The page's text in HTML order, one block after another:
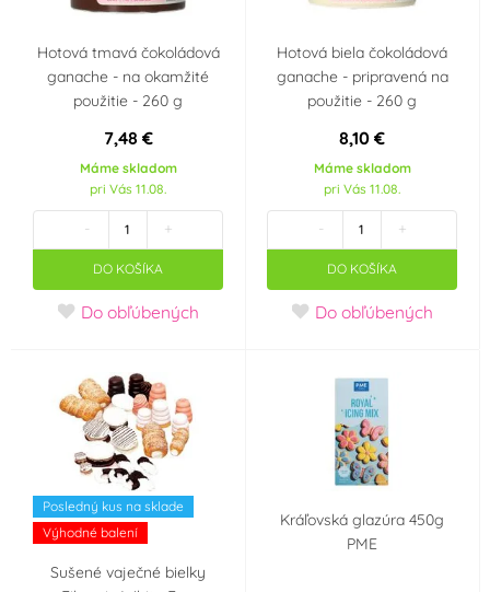
Hotová tmavá čokoládová
ganache - na okamžité
použitie - 260 g
7,48 €
Máme skladom
pri Vás 11.08.
- +
DO KOŠÍKA
Do obľúbených
Hotová biela čokoládová
ganache - pripravená na
použitie - 260 g
8,10 €
Máme skladom
pri Vás 11.08.
- +
DO KOŠÍKA
Do obľúbených
Posledný kus na sklade
Výhodné balení
Sušené vaječné bielky
Kráľovská glazúra 450g
PME